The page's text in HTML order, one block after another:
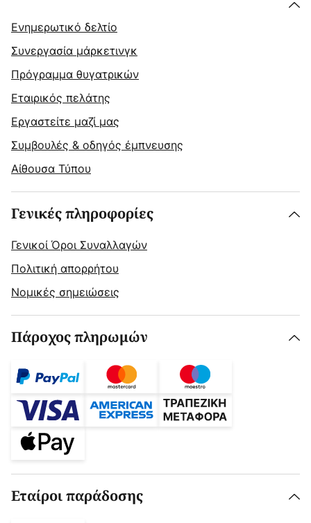
Ενημερωτικό δελτίο
Συνεργασία μάρκετινγκ
Πρόγραμμα θυγατρικών
Εταιρικός πελάτης
Εργαστείτε μαζί μας
Συμβουλές & οδηγός έμπνευσης
Αίθουσα Τύπου
Γενικές πληροφορίες
Γενικοί Όροι Συναλλαγών
Πολιτική απορρήτου
Νομικές σημειώσεις
Πάροχος πληρωμών
Εταίροι παράδοσης